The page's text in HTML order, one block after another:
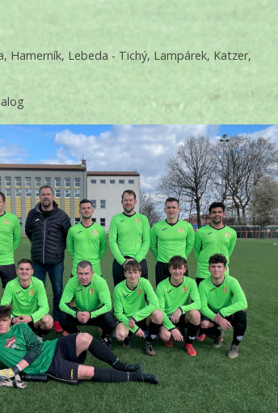
Hamerník, Lebeda - Tichý, Lampárek, Katzer,